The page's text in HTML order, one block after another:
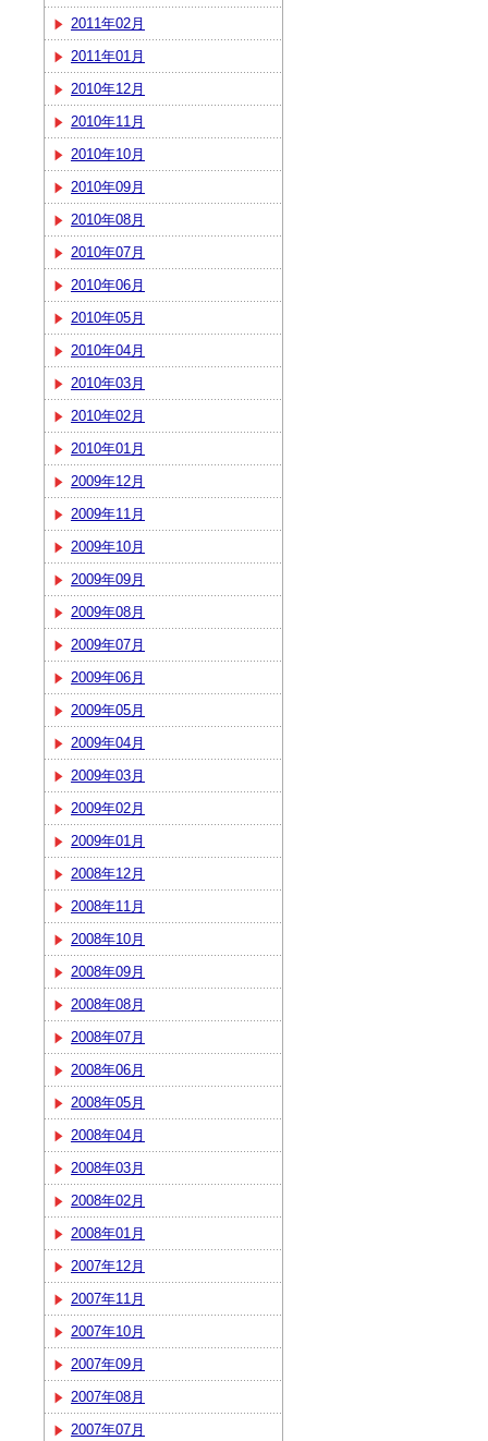
2011年02月
2011年01月
2010年12月
2010年11月
2010年10月
2010年09月
2010年08月
2010年07月
2010年06月
2010年05月
2010年04月
2010年03月
2010年02月
2010年01月
2009年12月
2009年11月
2009年10月
2009年09月
2009年08月
2009年07月
2009年06月
2009年05月
2009年04月
2009年03月
2009年02月
2009年01月
2008年12月
2008年11月
2008年10月
2008年09月
2008年08月
2008年07月
2008年06月
2008年05月
2008年04月
2008年03月
2008年02月
2008年01月
2007年12月
2007年11月
2007年10月
2007年09月
2007年08月
2007年07月